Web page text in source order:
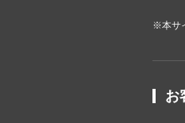
※本サ
お